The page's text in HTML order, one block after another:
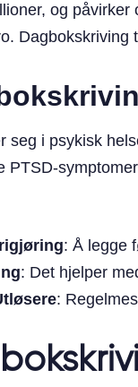
og
seg i psykisk
PTSD-
: Å legge
: Det hjelper
: